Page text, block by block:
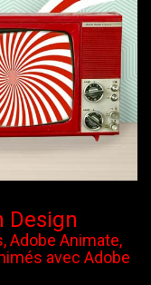
Design
Adobe Animate,
avec Adobe